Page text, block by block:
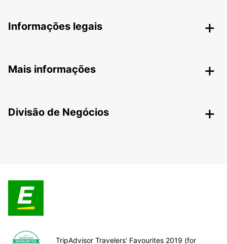
Informações legais
Mais informações
Divisão de Negócios
TripAdvisor Travelers’ Favourites 2019 (for